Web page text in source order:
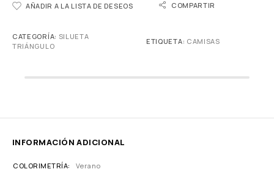
AÑADIR A LA LISTA DE DESEOS COMPARTIR
CATEGORÍA: SILUETA
TRIÁNGULO
ETIQUETA: CAMISAS
INFORMACIÓN ADICIONAL
COLORIMETRÍA Verano